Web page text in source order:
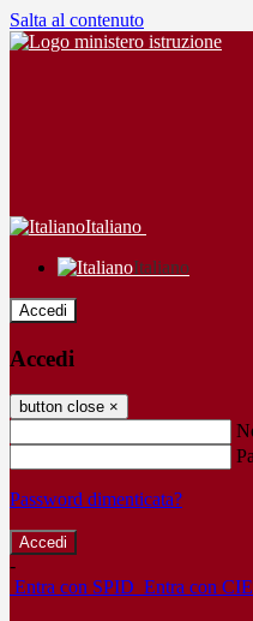
Salta al contenuto
Italiano
Italiano
Accedi
Accedi
button close ×
Password dimenticata?
-
Entra con SPID Entra con CIE